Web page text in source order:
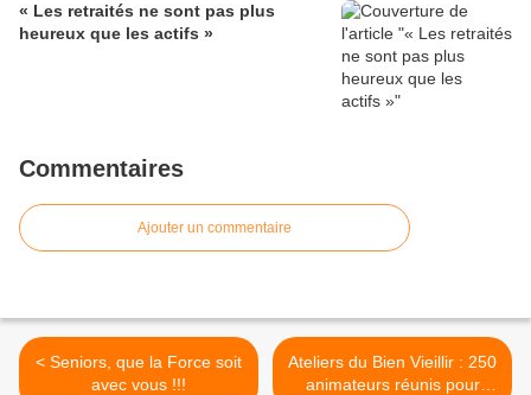
« Les retraités ne sont pas plus
heureux que les actifs »
Commentaires
Ajouter un commentaire
< Seniors, que la Force soit
avec vous !!!
Ateliers du Bien Vieillir : 250
animateurs réunis pour